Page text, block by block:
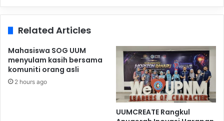
Related Articles
Mahasiswa SOG UUM
menyulam kasih bersama
komuniti orang asli
2 hours ago
UUMCREATE Rangkul